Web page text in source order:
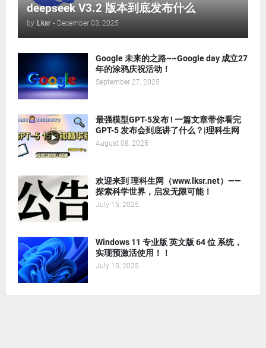
deepseek V3.2 版本到底发布什么
by Lksr - December 03, 2025
Google 未来的之路~~Google day 成立27
年的涂鸦庆祝活动！
September 27, 2025
最强模型GPT-5发布 ! 一篇文章带你看完
GPT-5 发布会到底讲了什么？|理科生网
August 08, 2025
欢迎来到 理科生网（www.lksr.net）——
探索科学世界，启发无限可能！
July 15, 2025
Windows 11 专业版 英文版 64 位 系统，
实现预激活使用！！
July 15, 2025